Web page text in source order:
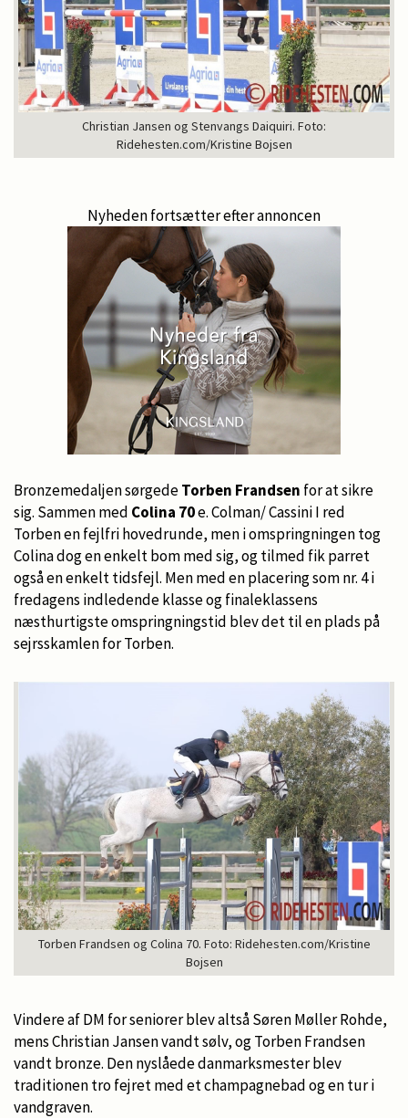
Christian Jansen og Stenvangs Daiquiri. Foto:
Ridehesten.com/Kristine Bojsen
Nyheden fortsætter efter annoncen
Bronzemedaljen sørgedeTorben Frandsen for at sikre
sig. Sammen med Colina 70e. Colman/ Cassini I red
Torben en fejlfri hovedrunde, men i omspringningen tog
Colina dog en enkelt bom med sig, og tilmed fik parret
også en enkelt tidsfejl. Men med en placering som nr. 4 i
fredagens indledende klasse og finaleklassens
næsthurtigste omspringningstid blev det til en plads på
sejrsskamlen for Torben.
Torben Frandsen og Colina 70. Foto: Ridehesten.com/Kristine
Bojsen
Vindere af DM for seniorer blev altså Søren Møller Rohde,
mens Christian Jansen vandt sølv, og Torben Frandsen
vandt bronze. Den nyslåede danmarksmester blev
traditionen tro fejret med et champagnebad og en tur i
vandgraven.